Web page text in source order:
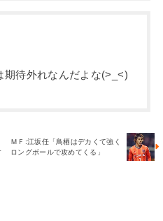
期待外れなんだよな(>_<)
ＭＦ:江坂任「鳥栖はデカくて強く
ロングボールで攻めてくる」